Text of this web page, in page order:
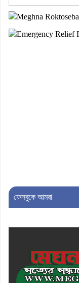
ফেসবুকে আমরা